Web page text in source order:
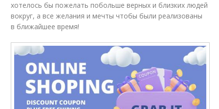
хотелось бы пожелать побольше верных и близких людей
вокруг, а все желания и мечты чтобы были реализованы
в ближайшее время!